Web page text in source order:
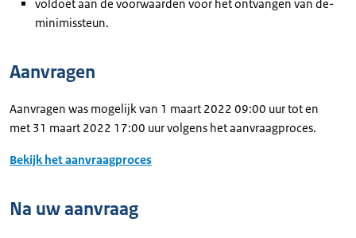
voldoet aan de voorwaarden voor het ontvangen van de-
minimissteun.
Aanvragen
Aanvragen was mogelijk van 1 maart 2022 09:00 uur tot en
met 31 maart 2022 17:00 uur volgens het aanvraagproces.
Bekijk het aanvraagproces
Na uw aanvraag